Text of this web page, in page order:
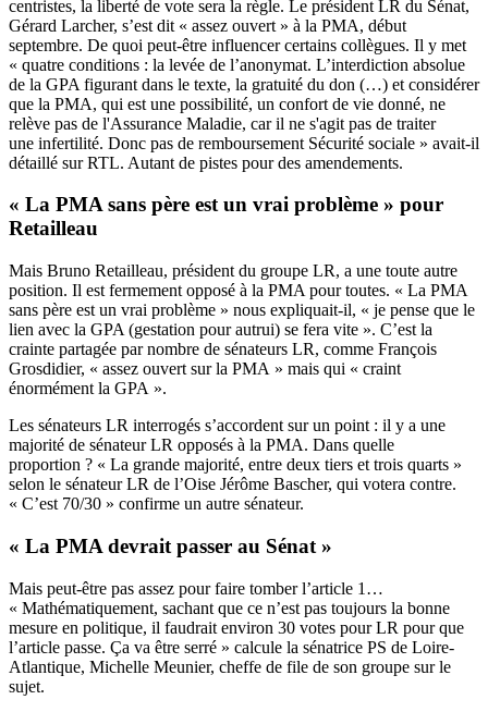
centristes, la liberté de vote sera la règle. Le président LR du Sénat,
Gérard Larcher, s’est dit « assez ouvert » à la PMA, début
septembre. De quoi peut-être influencer certains collègues. Il y met
« quatre conditions : la levée de l’anonymat. L’interdiction absolue
de la GPA figurant dans le texte, la gratuité du don (…) et considérer
que la PMA, qui est une possibilité, un confort de vie donné, ne
relève pas de l'Assurance Maladie, car il ne s'agit pas de traiter
une infertilité. Donc pas de remboursement Sécurité sociale » avait-il
détaillé sur RTL. Autant de pistes pour des amendements.
« La PMA sans père est un vrai problème » pour
Retailleau
Mais Bruno Retailleau, président du groupe LR, a une toute autre
position. Il est fermement opposé à la PMA pour toutes. « La PMA
sans père est un vrai problème » nous expliquait-il, « je pense que le
lien avec la GPA (gestation pour autrui) se fera vite ». C’est la
crainte partagée par nombre de sénateurs LR, comme François
Grosdidier, « assez ouvert sur la PMA » mais qui « craint
énormément la GPA ».
Les sénateurs LR interrogés s’accordent sur un point : il y a une
majorité de sénateur LR opposés à la PMA. Dans quelle
proportion ? « La grande majorité, entre deux tiers et trois quarts »
selon le sénateur LR de l’Oise Jérôme Bascher, qui votera contre.
« C’est 70/30 » confirme un autre sénateur.
« La PMA devrait passer au Sénat »
Mais peut-être pas assez pour faire tomber l’article 1…
« Mathématiquement, sachant que ce n’est pas toujours la bonne
mesure en politique, il faudrait environ 30 votes pour LR pour que
l’article passe. Ça va être serré » calcule la sénatrice PS de Loire-
Atlantique, Michelle Meunier, cheffe de file de son groupe sur le
sujet.